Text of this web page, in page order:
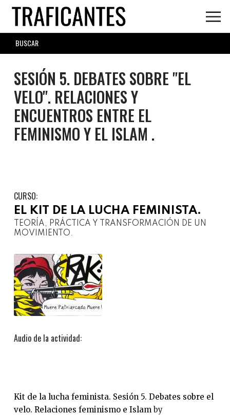
Skip
main
content
SEARCH
FORM
SESIÓN 5. DEBATES SOBRE "EL
VELO". RELACIONES Y
ENCUENTROS ENTRE EL
FEMINISMO Y EL ISLAM .
CURSO:
EL KIT DE LA LUCHA FEMINISTA.
TEORÍA, PRÁCTICA Y TRANSFORMACIÓN DE UN
MOVIMIENTO.
Audio de la actividad:
Kit de la lucha feminista. Sesión 5. Debates sobre el
velo. Relaciones feminismo e Islam by